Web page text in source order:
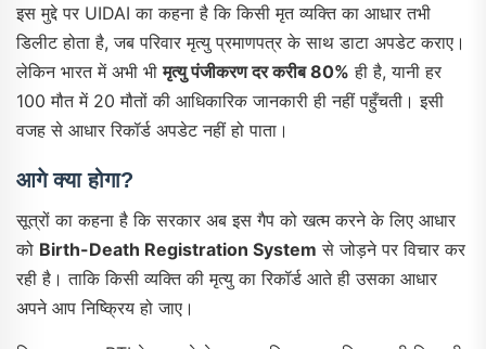
इस मुद्दे पर UIDAI का कहना है कि किसी मृत व्यक्ति का आधार तभी
डिलीट होता है, जब परिवार मृत्यु प्रमाणपत्र के साथ डाटा अपडेट कराए।
लेकिन भारत में अभी भीमृत्यु पंजीकरण दर करीब 80% ही है, यानी हर
100 मौत में 20 मौतों की आधिकारिक जानकारी ही नहीं पहुँचती। इसी
वजह से आधार रिकॉर्ड अपडेट नहीं हो पाता।
आगे क्या होगा?
सूत्रों का कहना है कि सरकार अब इस गैप को खत्म करने के लिए आधार
को Birth-Death Registration System से जोड़ने पर विचार कर
रही है। ताकि किसी व्यक्ति की मृत्यु का रिकॉर्ड आते ही उसका आधार
अपने आप निष्क्रिय हो जाए।